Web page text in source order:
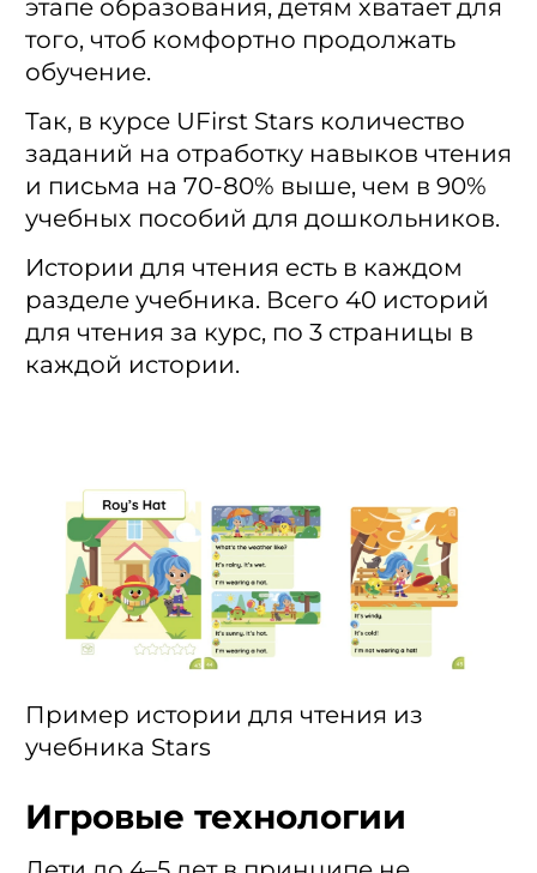
этапе образования, детям хватает для
того, чтоб комфортно продолжать
обучение.
Так, в курсе UFirst Stars количество
заданий на отработку навыков чтения
и письма на 70-80% выше, чем в 90%
учебных пособий для дошкольников.
Истории для чтения есть в каждом
разделе учебника. Всего 40 историй
для чтения за курс, по 3 страницы в
каждой истории.
Пример истории для чтения из
учебника Stars
Игровые технологии